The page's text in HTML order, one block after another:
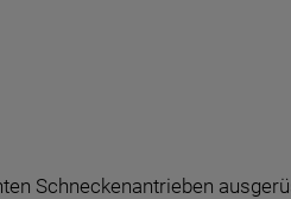
Schneckenantrieben